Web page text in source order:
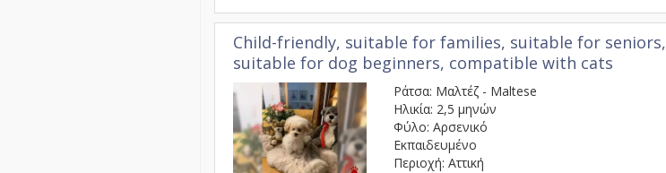
Child-friendly, suitable for families, suitable for seniors,
suitable for dog beginners, compatible with cats
Ράτσα: Μαλτέζ - Maltese
Ηλικία: 2,5 μηνών
Φύλο: Αρσενικό
Εκπαιδευμένο
Περιοχή: Αττική